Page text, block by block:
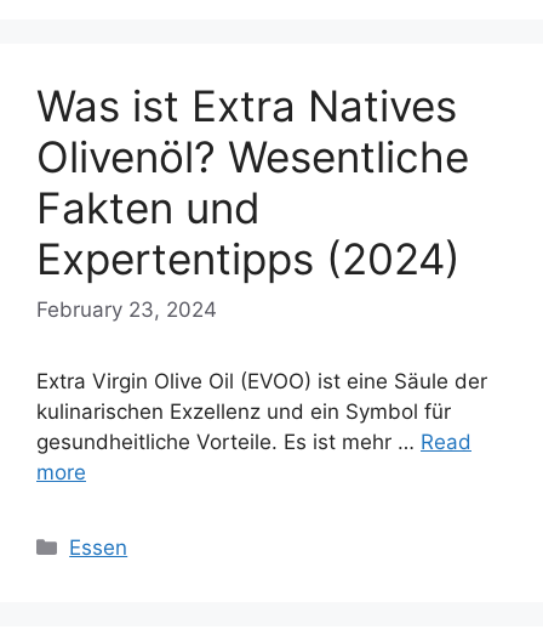
Was ist Extra Natives
Olivenöl? Wesentliche
Fakten und
Expertentipps (2024)
February 23, 2024
Extra Virgin Olive Oil (EVOO) ist eine Säule der
kulinarischen Exzellenz und ein Symbol für
gesundheitliche Vorteile. Es ist mehr … Read
more
Categories
Essen